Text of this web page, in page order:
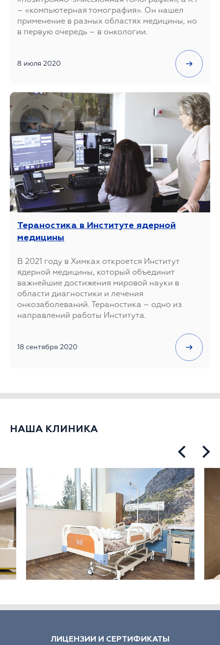
– «компьютерная томография». Он нашел
применение в разных областях медицины, но
в первую очередь – в онкологии.
8 июля 2020
Тераностика в Институте ядерной
медицины
В 2021 году в Химках откроется Институт
ядерной медицины, который объединит
важнейшие достижения мировой науки в
области диагностики и лечения
онкозаболеваний. Тераностика – одно из
направлений работы Института.
18 сентября 2020
НАША КЛИНИКА
ЛИЦЕНЗИИ И СЕРТИФИКАТЫ